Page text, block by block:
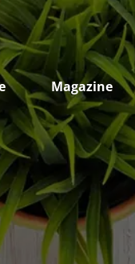
Magazine